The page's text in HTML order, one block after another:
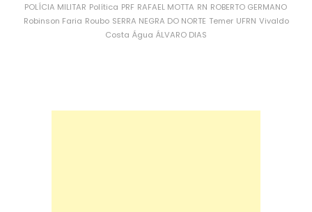
POLÍCIA MILITAR Política PRF RAFAEL MOTTA RN ROBERTO GERMANO
Robinson Faria Roubo SERRA NEGRA DO NORTE Temer UFRN Vivaldo
Costa Água ÁLVARO DIAS